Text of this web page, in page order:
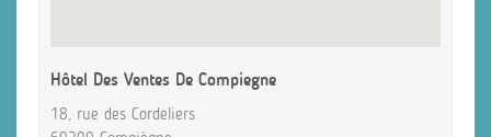
Hôtel Des Ventes De Compiegne
18, rue des Cordeliers